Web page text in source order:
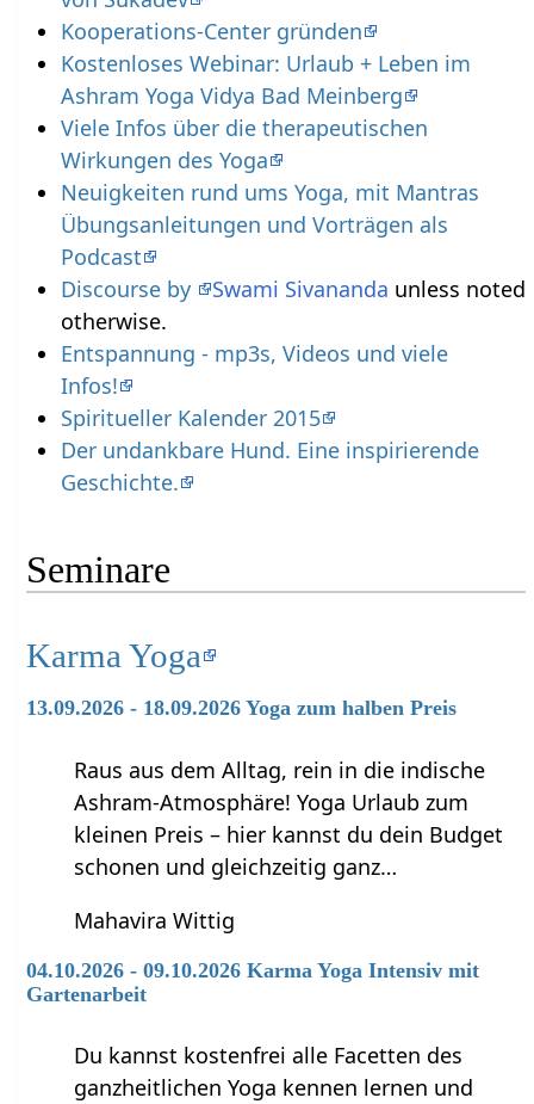
Kooperations-Center gründen
Kostenloses Webinar: Urlaub + Leben im
Ashram Yoga Vidya Bad Meinberg
Viele Infos über die therapeutischen
Wirkungen des Yoga
Neuigkeiten rund ums Yoga, mit Mantras
Übungsanleitungen und Vorträgen als
Podcast
Discourse by
Swami Sivananda unless noted
otherwise.
Entspannung - mp3s, Videos und viele
Infos!
Spiritueller Kalender 2015
Der undankbare Hund. Eine inspirierende
Geschichte.
Seminare
Karma Yoga
13.09.2026 - 18.09.2026 Yoga zum halben Preis
Raus aus dem Alltag, rein in die indische
Ashram-Atmosphäre! Yoga Urlaub zum
kleinen Preis – hier kannst du dein Budget
schonen und gleichzeitig ganz…
Mahavira Wittig
04.10.2026 - 09.10.2026 Karma Yoga Intensiv mit
Gartenarbeit
Du kannst kostenfrei alle Facetten des
ganzheitlichen Yoga kennen lernen und